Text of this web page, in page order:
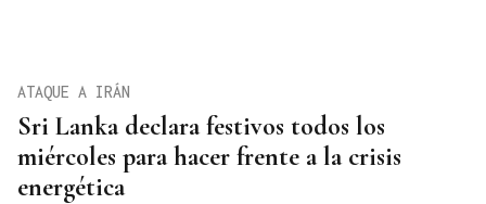
Sri Lanka declara festivos todos los
miércoles para hacer frente a la crisis
energética
ATAQUE A IRÁN